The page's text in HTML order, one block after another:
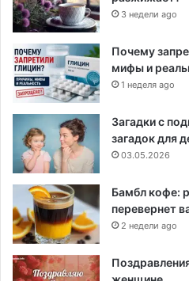
3 недели ago
Почему
мифы и
1 неделя ago
Загадки с
загадок для
03.05.2026
Бамбл кофе:
перевернет
2 недели ago